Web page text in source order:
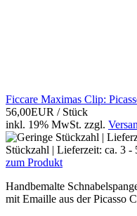
Ficcare Maximas Clip:
56,00EUR / Stück
inkl. 19% MwSt. zzgl.
Stückzahl | Lieferzeit: ca. 3 -
zum Produkt
Handbemalte
mit Emaille aus der Picasso